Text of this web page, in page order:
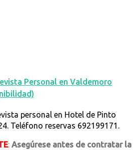
Personal en Valdemoro
personal en Hotel de Pinto
Teléfono reservas 692199171.
: Asegúrese antes de contratar la